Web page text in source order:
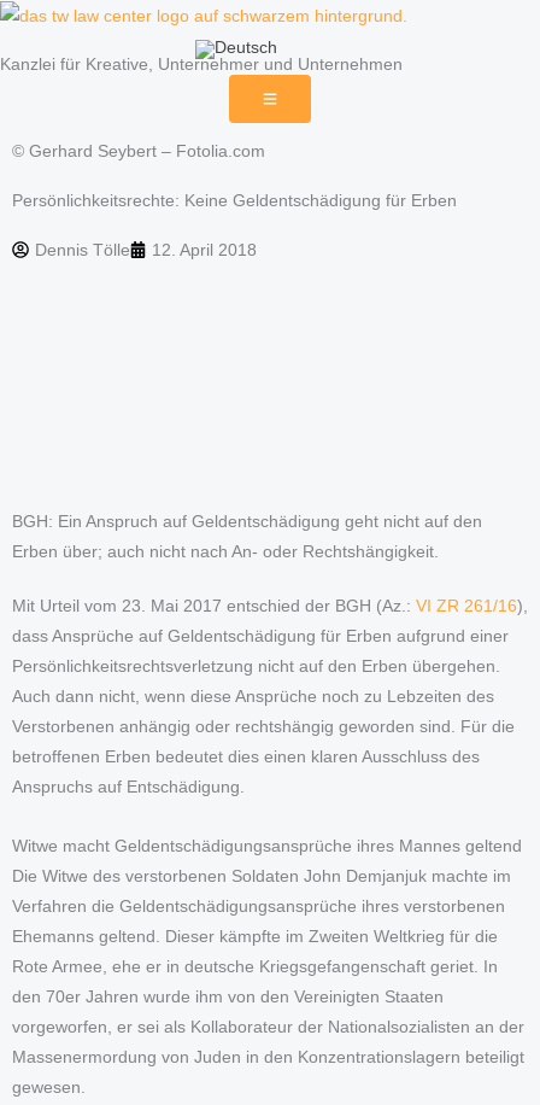
Zum
springen
Kanzlei für Kreative, Unternehmer und Unternehmen
© Gerhard Seybert – Fotolia.com
Persönlichkeitsrechte: Keine Geldentschädigung für Erben
Dennis Tölle 12. April 2018
BGH: Ein Anspruch auf Geldentschädigung geht nicht auf den
Erben über; auch nicht nach An- oder Rechtshängigkeit.
Mit Urteil vom 23. Mai 2017 entschied der BGH (Az.: VI ZR 261/16),
dass Ansprüche auf Geldentschädigung für Erben aufgrund einer
Persönlichkeitsrechtsverletzung nicht auf den Erben übergehen.
Auch dann nicht, wenn diese Ansprüche noch zu Lebzeiten des
Verstorbenen anhängig oder rechtshängig geworden sind. Für die
betroffenen Erben bedeutet dies einen klaren Ausschluss des
Anspruchs auf Entschädigung.
Witwe macht Geldentschädigungsansprüche ihres Mannes geltend
Die Witwe des verstorbenen Soldaten John Demjanjuk machte im
Verfahren die Geldentschädigungsansprüche ihres verstorbenen
Ehemanns geltend. Dieser kämpfte im Zweiten Weltkrieg für die
Rote Armee, ehe er in deutsche Kriegsgefangenschaft geriet. In
den 70er Jahren wurde ihm von den Vereinigten Staaten
vorgeworfen, er sei als Kollaborateur der Nationalsozialisten an der
Massenermordung von Juden in den Konzentrationslagern beteiligt
gewesen.